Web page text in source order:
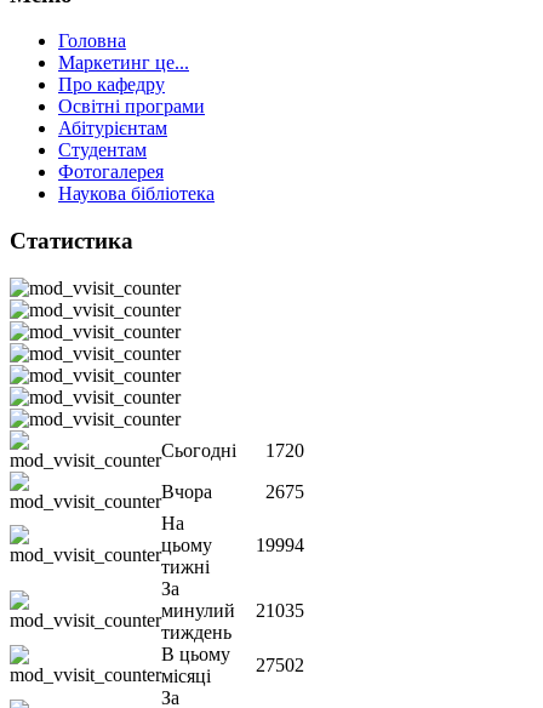
Головна
Маркетинг це...
Про кафедру
Освітні програми
Абітурієнтам
Студентам
Фотогалерея
Наукова бібліотека
Статистика
Сьогодні
1720
Вчора
2675
На
цьому
тижні
19994
За
минулий
тиждень
21035
В цьому
місяці
27502
За